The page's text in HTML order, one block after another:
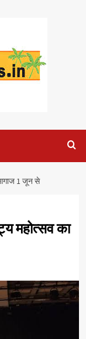
1 जून से
महोत्सव का